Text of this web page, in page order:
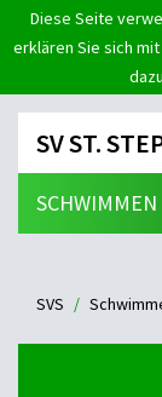
Diese Seite
erklären Sie sich
SV ST.
SCHWIMMEN
SVS